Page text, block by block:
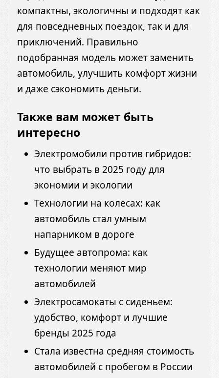
компактны, экологичны и подходят как
для повседневных поездок, так и для
приключений. Правильно
подобранная модель может заменить
автомобиль, улучшить комфорт жизни
и даже сэкономить деньги.
Также вам может быть
интересно
Электромобили против гибридов:
что выбрать в 2025 году для
экономии и экологии
Технологии на колёсах: как
автомобиль стал умным
напарником в дороге
Будущее автопрома: как
технологии меняют мир
автомобилей
Электросамокаты с сиденьем:
удобство, комфорт и лучшие
бренды 2025 года
Стала известна средняя стоимость
автомобилей с пробегом в России